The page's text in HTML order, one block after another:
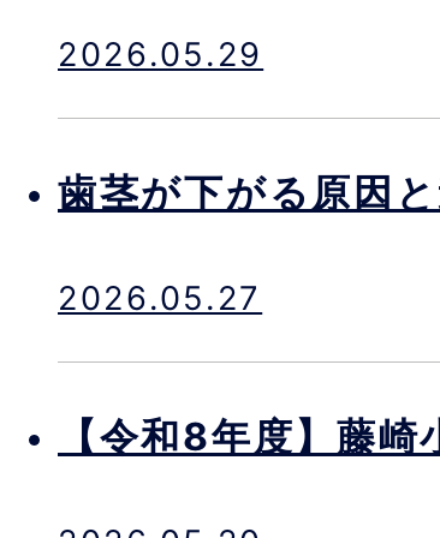
2026.05.29
歯茎が下がる原因
2026.05.27
【令和8年度】藤